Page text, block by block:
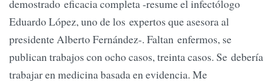
demostrado eficacia completa -resume el infectólogo
Eduardo López, uno de los expertos que asesora al
presidente Alberto Fernández-. Faltan enfermos, se
publican trabajos con ocho casos, treinta casos. Se debería
trabajar en medicina basada en evidencia. Me